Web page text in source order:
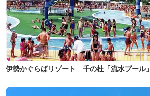
伊勢かぐらばリゾート 千の杜「流水プール」